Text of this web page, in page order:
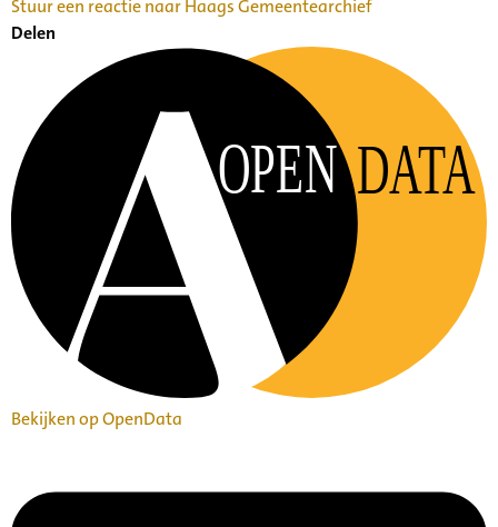
Stuur een reactie naar Haags Gemeentearchief
Delen
OPEN DATA
Bekijken op OpenData